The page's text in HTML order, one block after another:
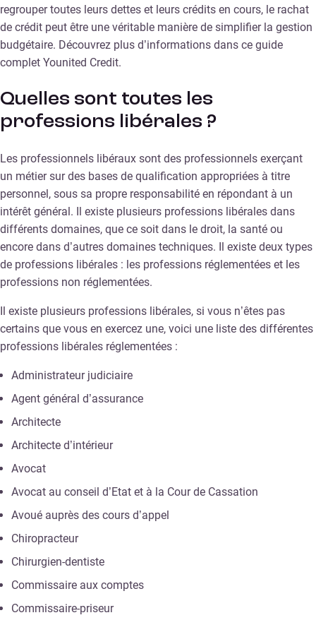
regrouper toutes leurs dettes et leurs crédits en cours, le rachat
de crédit peut être une véritable manière de simplifier la gestion
budgétaire. Découvrez plus d’informations dans ce guide
complet Younited Credit.
Quelles sont toutes les
professions libérales ?
Les professionnels libéraux sont des professionnels exerçant
un métier sur des bases de qualification appropriées à titre
personnel, sous sa propre responsabilité en répondant à un
intérêt général. Il existe plusieurs professions libérales dans
différents domaines, que ce soit dans le droit, la santé ou
encore dans d’autres domaines techniques. Il existe deux types
de professions libérales : les professions réglementées et les
professions non réglementées.
Il existe plusieurs professions libérales, si vous n’êtes pas
certains que vous en exercez une, voici une liste des différentes
professions libérales réglementées :
Administrateur judiciaire
Agent général d’assurance
Architecte
Architecte d’intérieur
Avocat
Avocat au conseil d’Etat et à la Cour de Cassation
Avoué auprès des cours d’appel
Chiropracteur
Chirurgien-dentiste
Commissaire aux comptes
Commissaire-priseur